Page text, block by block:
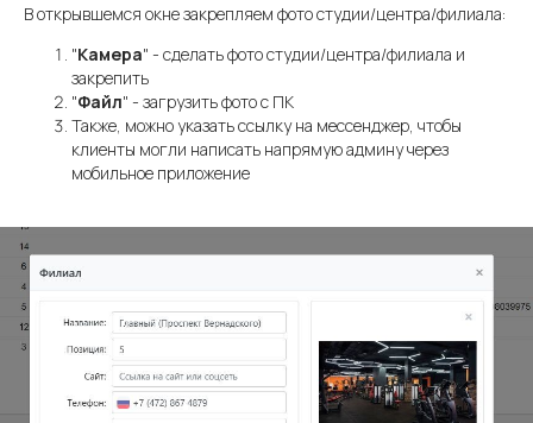
В открывшемся окне закрепляем фото студии/центра/филиала:
"Камера" - сделать фото студии/центра/филиала и
закрепить
"Файл" - загрузить фото с ПК
Также, можно указать ссылку на мессенджер, чтобы
клиенты могли написать напрямую админу через
мобильное приложение